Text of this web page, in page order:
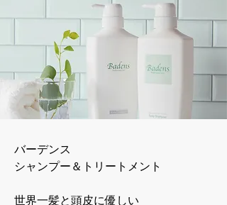
バーデンス
​シャンプー＆トリートメント
世界一髪と頭皮に優しい